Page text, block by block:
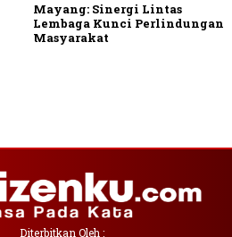
Mayang: Sinergi Lintas
Lembaga Kunci Perlindungan
Masyarakat
Diterbitkan Oleh :